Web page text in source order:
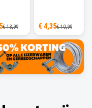
€ 13,99 € 4,35€ 10,99